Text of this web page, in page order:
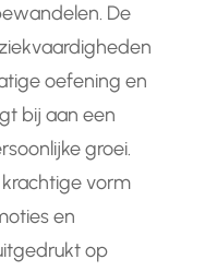
De
oefening en
bij aan een
groei.
vorm
en
op